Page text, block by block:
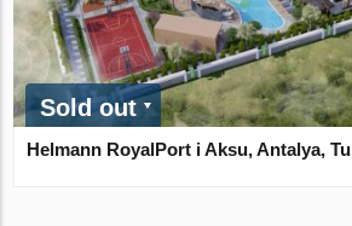
Sold out
Helmann RoyalPort i Aksu, Antalya,